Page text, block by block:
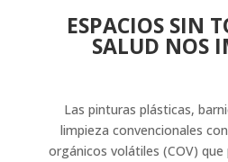
ESPACIOS SIN
SALUD NOS
Las pinturas plásticas,
limpieza convencionales
orgánicos volátiles (COV)